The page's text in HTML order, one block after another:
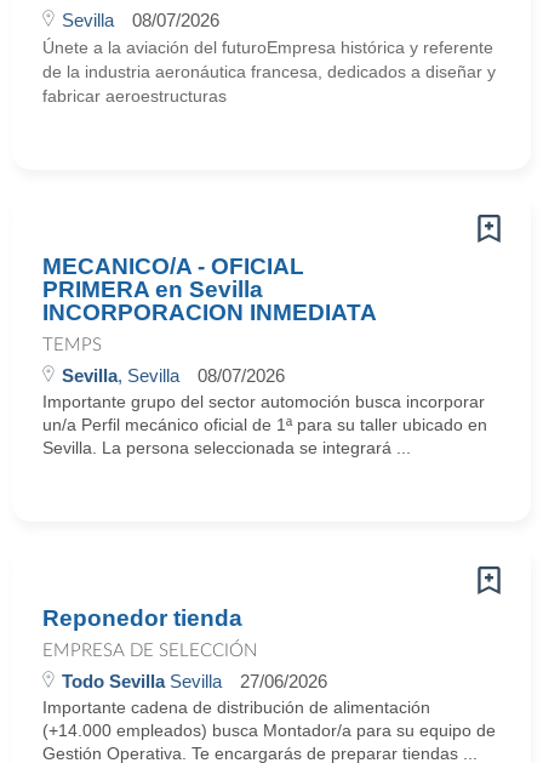
Sevilla 08/07/2026
Únete a la aviación del futuroEmpresa histórica y referente
de la industria aeronáutica francesa, dedicados a diseñar y
fabricar aeroestructuras
MECANICO/A - OFICIAL
PRIMERA en Sevilla
INCORPORACION INMEDIATA
TEMPS
Sevilla, Sevilla 08/07/2026
Importante grupo del sector automoción busca incorporar
un/a Perfil mecánico oficial de 1ª para su taller ubicado en
Sevilla. La persona seleccionada se integrará ...
Reponedor tienda
EMPRESA DE SELECCIÓN
Todo SevillaSevilla 27/06/2026
Importante cadena de distribución de alimentación
(+14.000 empleados) busca Montador/a para su equipo de
Gestión Operativa. Te encargarás de preparar tiendas ...